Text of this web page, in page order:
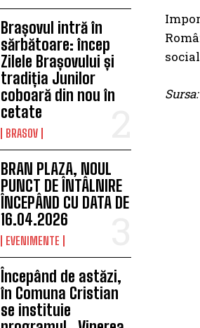
Brașovul intră în
sărbătoare: încep
Zilele Brașovului și
tradiția Junilor
coboară din nou în
cetate
BRASOV
BRAN PLAZA, NOUL
PUNCT DE ÎNTÂLNIRE
ÎNCEPÂND CU DATA DE
16.04.2026
EVENIMENTE
Începând de astăzi,
în Comuna Cristian
se instituie
Sursa: